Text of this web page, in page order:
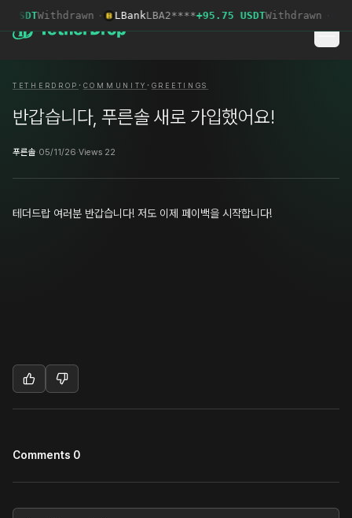
Withdrawn · LBank LBA2****+95.75 USDTWithdrawn ·
TETHERDROP · COMMUNITY · GREETINGS
반갑습니다, 푸른솔 새로 가입했어요!
푸른솔·05/11/26·Views 22
테더드랍 여러분 반갑습니다! 저도 이제 페이백을 시작합니다!
Comments 0